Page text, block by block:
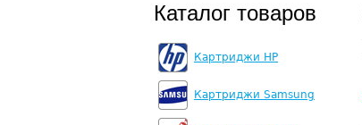
Каталог товаров
Картриджи HP
Картриджи Samsung